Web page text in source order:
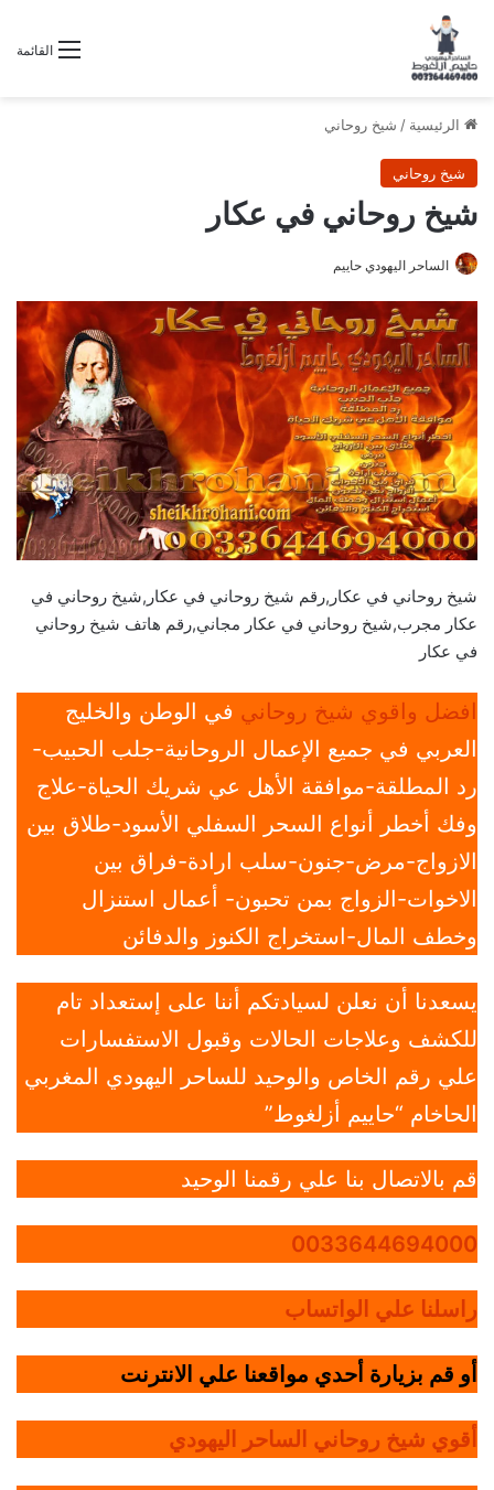
القائمة
الرئيسية / شيخ روحاني
شيخ روحاني
شيخ روحاني في عكار
الساحر اليهودي حاييم
شيخ روحاني في عكار,رقم شيخ روحاني في عكار,شيخ روحاني في
عكار مجرب,شيخ روحاني في عكار مجاني,رقم هاتف شيخ روحاني
في عكار
افضل واقوي شيخ روحاني في الوطن والخليج
العربي في جميع الإعمال الروحانية-جلب الحبيب-
رد المطلقة-موافقة الأهل عي شريك الحياة-علاج
وفك أخطر أنواع السحر السفلي الأسود-طلاق بين
الازواج-مرض-جنون-سلب ارادة-فراق بين
الاخوات-الزواج بمن تحبون- أعمال استنزال
وخطف المال-استخراج الكنوز والدفائن
يسعدنا أن نعلن لسيادتكم أننا على إستعداد تام
للكشف وعلاجات الحالات وقبول الاستفسارات
علي رقم الخاص والوحيد للساحر اليهودي المغربي
الحاخام “حاييم أزلغوط”
قم بالاتصال بنا علي رقمنا الوحيد
0033644694000
راسلنا علي الواتساب
أو قم بزيارة أحدي مواقعنا علي الانترنت
أقوي شيخ روحاني الساحر اليهودي